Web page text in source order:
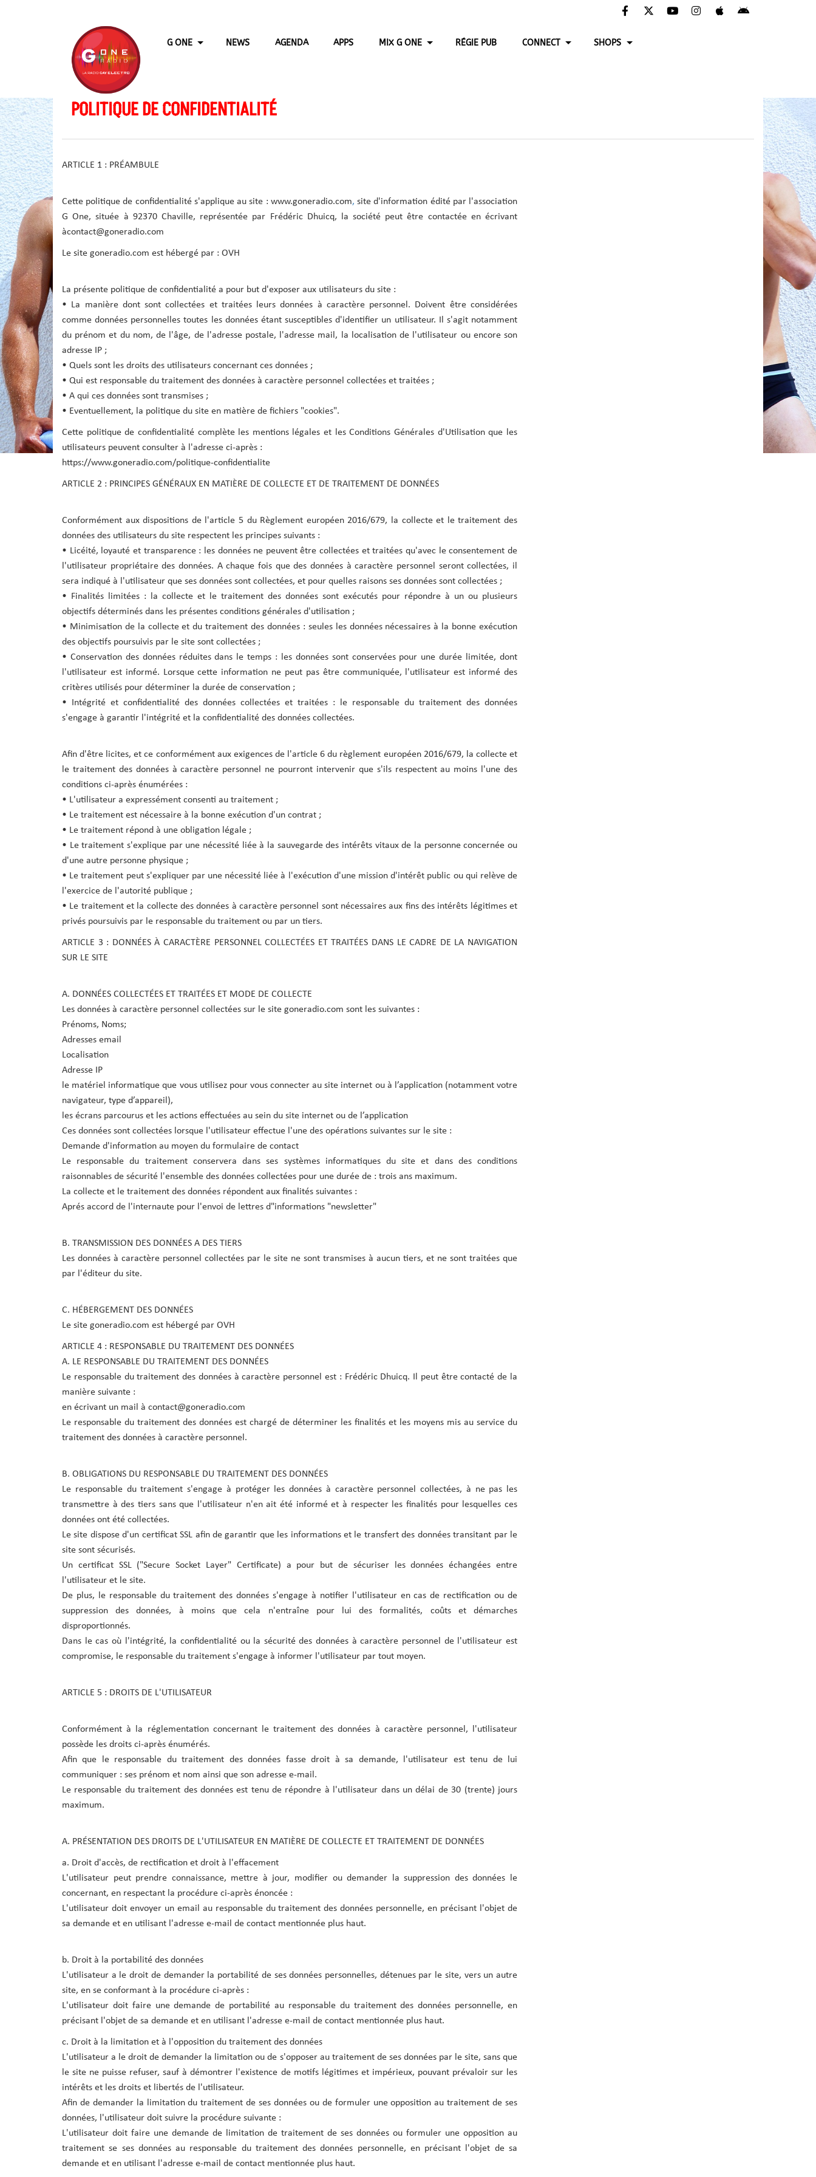
G ONE NEWS AGENDA APPS MIX G ONE RÉGIE PUB CONNECT SHOPS
POLITIQUE DE CONFIDENTIALITÉ
ARTICLE 1 : PRÉAMBULE
Cette politique de confidentialité s'applique au site : www.goneradio.com, site d'information édité par l'association
G One, située à 92370 Chaville, représentée par Frédéric Dhuicq, la société peut être contactée en écrivant
àcontact@goneradio.com
Le site goneradio.com est hébergé par : OVH
La présente politique de confidentialité a pour but d'exposer aux utilisateurs du site :
• La manière dont sont collectées et traitées leurs données à caractère personnel. Doivent être considérées
comme données personnelles toutes les données étant susceptibles d'identifier un utilisateur. Il s'agit notamment
du prénom et du nom, de l'âge, de l'adresse postale, l'adresse mail, la localisation de l'utilisateur ou encore son
adresse IP ;
• Quels sont les droits des utilisateurs concernant ces données ;
• Qui est responsable du traitement des données à caractère personnel collectées et traitées ;
• A qui ces données sont transmises ;
• Eventuellement, la politique du site en matière de fichiers "cookies".
Cette politique de confidentialité complète les mentions légales et les Conditions Générales d'Utilisation que les
utilisateurs peuvent consulter à l'adresse ci-après :
https://www.goneradio.com/politique-confidentialite
ARTICLE 2 : PRINCIPES GÉNÉRAUX EN MATIÈRE DE COLLECTE ET DE TRAITEMENT DE DONNÉES
Conformément aux dispositions de l'article 5 du Règlement européen 2016/679, la collecte et le traitement des
données des utilisateurs du site respectent les principes suivants :
• Licéité, loyauté et transparence : les données ne peuvent être collectées et traitées qu'avec le consentement de
l'utilisateur propriétaire des données. A chaque fois que des données à caractère personnel seront collectées, il
sera indiqué à l'utilisateur que ses données sont collectées, et pour quelles raisons ses données sont collectées ;
• Finalités limitées : la collecte et le traitement des données sont exécutés pour répondre à un ou plusieurs
objectifs déterminés dans les présentes conditions générales d'utilisation ;
• Minimisation de la collecte et du traitement des données : seules les données nécessaires à la bonne exécution
des objectifs poursuivis par le site sont collectées ;
• Conservation des données réduites dans le temps : les données sont conservées pour une durée limitée, dont
l'utilisateur est informé. Lorsque cette information ne peut pas être communiquée, l'utilisateur est informé des
critères utilisés pour déterminer la durée de conservation ;
• Intégrité et confidentialité des données collectées et traitées : le responsable du traitement des données
s'engage à garantir l'intégrité et la confidentialité des données collectées.
Afin d'être licites, et ce conformément aux exigences de l'article 6 du règlement européen 2016/679, la collecte et
le traitement des données à caractère personnel ne pourront intervenir que s'ils respectent au moins l'une des
conditions ci-après énumérées :
• L'utilisateur a expressément consenti au traitement ;
• Le traitement est nécessaire à la bonne exécution d'un contrat ;
• Le traitement répond à une obligation légale ;
• Le traitement s'explique par une nécessité liée à la sauvegarde des intérêts vitaux de la personne concernée ou
d'une autre personne physique ;
• Le traitement peut s'expliquer par une nécessité liée à l'exécution d'une mission d'intérêt public ou qui relève de
l'exercice de l'autorité publique ;
• Le traitement et la collecte des données à caractère personnel sont nécessaires aux fins des intérêts légitimes et
privés poursuivis par le responsable du traitement ou par un tiers.
ARTICLE 3 : DONNÉES À CARACTÈRE PERSONNEL COLLECTÉES ET TRAITÉES DANS LE CADRE DE LA NAVIGATION
SUR LE SITE
A. DONNÉES COLLECTÉES ET TRAITÉES ET MODE DE COLLECTE
Les données à caractère personnel collectées sur le site goneradio.com sont les suivantes :
Prénoms, Noms;
Adresses email
Localisation
Adresse IP
le matériel informatique que vous utilisez pour vous connecter au site internet ou à l’application (notamment votre
navigateur, type d’appareil),
les écrans parcourus et les actions effectuées au sein du site internet ou de l’application
Ces données sont collectées lorsque l'utilisateur effectue l'une des opérations suivantes sur le site :
Demande d'information au moyen du formulaire de contact
Le responsable du traitement conservera dans ses systèmes informatiques du site et dans des conditions
raisonnables de sécurité l'ensemble des données collectées pour une durée de : trois ans maximum.
La collecte et le traitement des données répondent aux finalités suivantes :
Aprés accord de l'internaute pour l'envoi de lettres d"informations "newsletter"
B. TRANSMISSION DES DONNÉES A DES TIERS
Les données à caractère personnel collectées par le site ne sont transmises à aucun tiers, et ne sont traitées que
par l'éditeur du site.
C. HÉBERGEMENT DES DONNÉES
Le site goneradio.com est hébergé par OVH
ARTICLE 4 : RESPONSABLE DU TRAITEMENT DES DONNÉES
A. LE RESPONSABLE DU TRAITEMENT DES DONNÉES
Le responsable du traitement des données à caractère personnel est : Frédéric Dhuicq. Il peut être contacté de la
manière suivante :
en écrivant un mail à contact@goneradio.com
Le responsable du traitement des données est chargé de déterminer les finalités et les moyens mis au service du
traitement des données à caractère personnel.
B. OBLIGATIONS DU RESPONSABLE DU TRAITEMENT DES DONNÉES
Le responsable du traitement s'engage à protéger les données à caractère personnel collectées, à ne pas les
transmettre à des tiers sans que l'utilisateur n'en ait été informé et à respecter les finalités pour lesquelles ces
données ont été collectées.
Le site dispose d'un certificat SSL afin de garantir que les informations et le transfert des données transitant par le
site sont sécurisés.
Un certificat SSL ("Secure Socket Layer" Certificate) a pour but de sécuriser les données échangées entre
l'utilisateur et le site.
De plus, le responsable du traitement des données s'engage à notifier l'utilisateur en cas de rectification ou de
suppression des données, à moins que cela n'entraîne pour lui des formalités, coûts et démarches
disproportionnés.
Dans le cas où l'intégrité, la confidentialité ou la sécurité des données à caractère personnel de l'utilisateur est
compromise, le responsable du traitement s'engage à informer l'utilisateur par tout moyen.
ARTICLE 5 : DROITS DE L'UTILISATEUR
Conformément à la réglementation concernant le traitement des données à caractère personnel, l'utilisateur
possède les droits ci-après énumérés.
Afin que le responsable du traitement des données fasse droit à sa demande, l'utilisateur est tenu de lui
communiquer : ses prénom et nom ainsi que son adresse e-mail.
Le responsable du traitement des données est tenu de répondre à l'utilisateur dans un délai de 30 (trente) jours
maximum.
A. PRÉSENTATION DES DROITS DE L'UTILISATEUR EN MATIÈRE DE COLLECTE ET TRAITEMENT DE DONNÉES
a. Droit d'accès, de rectification et droit à l'effacement
L'utilisateur peut prendre connaissance, mettre à jour, modifier ou demander la suppression des données le
concernant, en respectant la procédure ci-après énoncée :
L'utilisateur doit envoyer un email au responsable du traitement des données personnelle, en précisant l'objet de
sa demande et en utilisant l'adresse e-mail de contact mentionnée plus haut.
b. Droit à la portabilité des données
L'utilisateur a le droit de demander la portabilité de ses données personnelles, détenues par le site, vers un autre
site, en se conformant à la procédure ci-après :
L'utilisateur doit faire une demande de portabilité au responsable du traitement des données personnelle, en
précisant l'objet de sa demande et en utilisant l'adresse e-mail de contact mentionnée plus haut.
c. Droit à la limitation et à l'opposition du traitement des données
L'utilisateur a le droit de demander la limitation ou de s'opposer au traitement de ses données par le site, sans que
le site ne puisse refuser, sauf à démontrer l'existence de motifs légitimes et impérieux, pouvant prévaloir sur les
intérêts et les droits et libertés de l'utilisateur.
Afin de demander la limitation du traitement de ses données ou de formuler une opposition au traitement de ses
données, l'utilisateur doit suivre la procédure suivante :
L'utilisateur doit faire une demande de limitation de traitement de ses données ou formuler une opposition au
traitement se ses données au responsable du traitement des données personnelle, en précisant l'objet de sa
demande et en utilisant l'adresse e-mail de contact mentionnée plus haut.